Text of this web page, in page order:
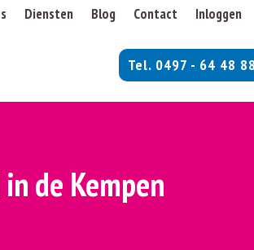
Tel. 0497 - 64 48 88
Diensten Blog Contact
Inloggen
de Kempen